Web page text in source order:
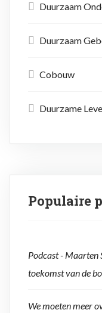
Duurzaam
Duurzaam
Cobouw
Duurzame
Populaire
Podcast - Maarten
toekomst van de
We moeten meer